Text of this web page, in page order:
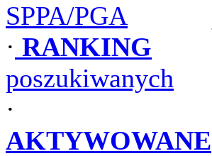
SPPA/PGA
· RANKING
poszukiwanych
·
AKTYWOWANE